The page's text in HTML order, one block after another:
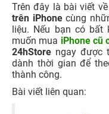
Trên đây là bài viết
trên iPhonecùng
liệu. Nếu bạn có
muốn mua iPhone cũ
24hStore ngay được
dành thời gian để
thành công.
Bài viết liên quan: